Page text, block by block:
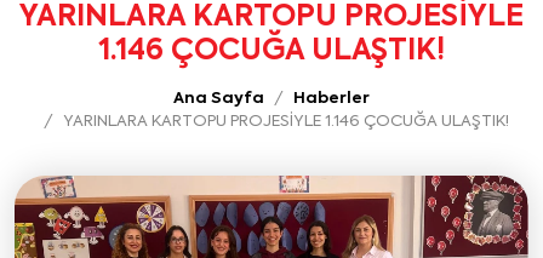
YARINLARA KARTOPU PROJESİYLE
1.146 ÇOCUĞA ULAŞTIK!
Ana Sayfa
Haberler
YARINLARA KARTOPU PROJESİYLE 1.146 ÇOCUĞA ULAŞTIK!